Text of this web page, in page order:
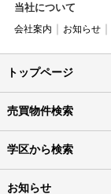
当社について
会社案内 お知らせ
トップページ
売買物件検索
学区から検索
お知らせ